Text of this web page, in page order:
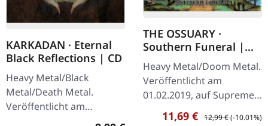
KARKADAN · Eternal
Black Reflections | CD
Heavy Metal/Black
Metal/Death Metal.
Veröffentlicht am
19.01.2002, auf Supreme
THE OSSUARY ·
Southern Funeral |
DIGIPAK CD
Heavy Metal/Doom Metal.
Veröffentlicht am
01.02.2019, auf Supreme
Chaos Records.
Erstauflage als CD im
Verkaufspreis:
11,69 € Regulärer Preis:
12,99 €(-10.01%)